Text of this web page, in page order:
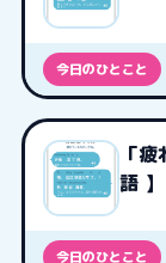
今日のひとこと
「
語 】
今日のひとこと